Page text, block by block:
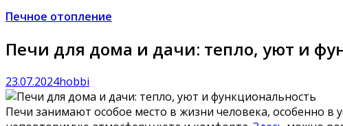
Печное отопление
Печи для дома и дачи: тепло, уют и
23.07.2024hobbi
Печи занимают особое место в жизни человека, особенно в